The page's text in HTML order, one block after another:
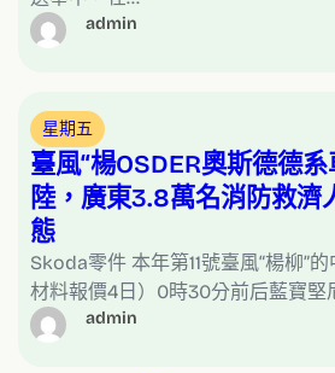
admin
星期五
臺風“楊OSDER奧斯德德
陸，廣東3.8萬名消防救濟
態
Skoda零件 本年第11號臺風“楊柳”
材料報價4日）0時30分前后藍寶堅
admin